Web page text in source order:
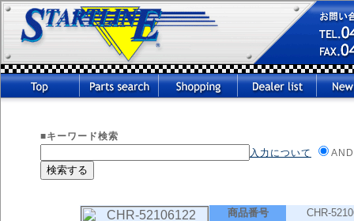
■キーワード検索
入力について
AND
商品番号
CHR-